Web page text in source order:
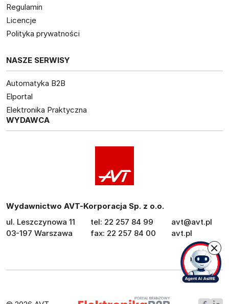
Regulamin
Licencje
Polityka prywatności
NASZE SERWISY
Automatyka B2B
Elportal
Elektronika Praktyczna
WYDAWCA
Wydawnictwo AVT-Korporacja Sp. z o.o.
ul. Leszczynowa 11
03-197 Warszawa
tel: 22 257 84 99
fax: 22 257 84 00
avt@avt.pl
avt.pl